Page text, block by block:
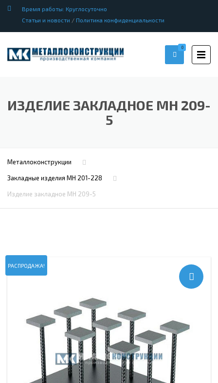
Время работы: Круглосуточно
Статьи и новости / Политика конфиденциальности
0
ИЗДЕЛИЕ ЗАКЛАДНОЕ МН 209-
5
Металлоконструкции
Закладные изделия МН 201-228
Изделие закладное МН 209-5
РАСПРОДАЖА!